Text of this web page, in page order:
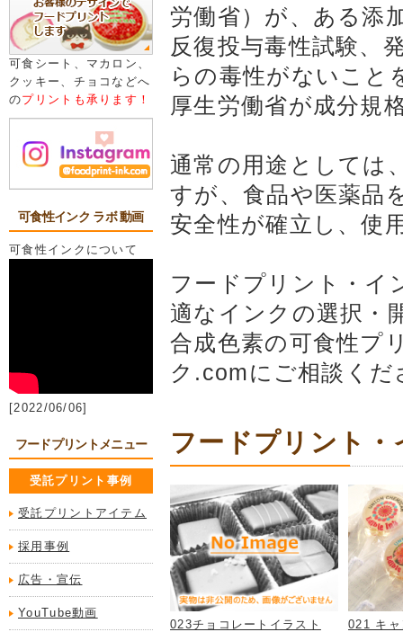
可食シート、マカロン、
クッキー、チョコなどへ
のプリントも承ります！
可食性インク ラボ 動画
可食性インクについて
[2022/06/06]
フードプリントメニュー
受託プリント事例
受託プリントアイテム
採用事例
広告・宣伝
YouTube動画
労働省）が、ある添
反復投与毒性試験、
らの毒性がないこと
厚生労働省が成分規
通常の用途としては
すが、食品や医薬品
安全性が確立し、使
フードプリント・イ
適なインクの選択・
合成色素の可食性プ
ク.comにご相談くだ
フードプリント
023チョコレートイラスト 021 キ